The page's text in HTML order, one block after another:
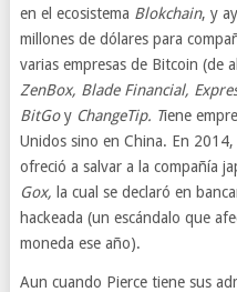
en el ecosistema Blokchain, y
millones de dólares para
varias empresas de Bitcoin (de
ZenBox, Blade Financial,
BitGoy ChangeTip. Tiene
Unidos sino en China. En 2014,
ofreció a salvar a la compañía
Gox, la cual se declaró en
hackeada (un escándalo que
moneda ese año).
Aun cuando Pierce tiene sus